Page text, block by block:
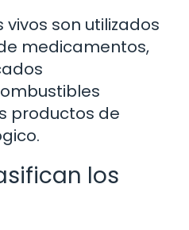
son utilizados
medicamentos,
productos de
los